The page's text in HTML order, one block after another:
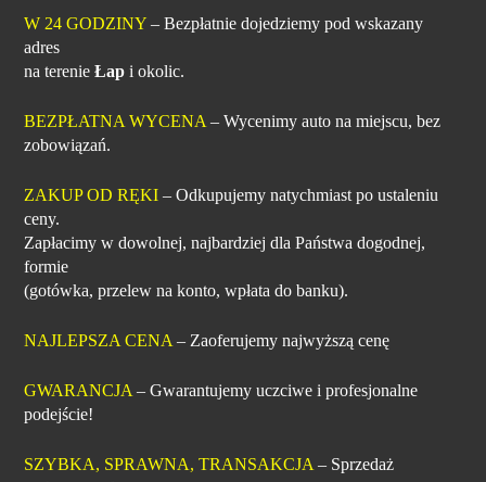
W 24 GODZINY – Bezpłatnie dojedziemy pod wskazany
adres
na terenieŁap i okolic.
BEZPŁATNA WYCENA – Wycenimy auto na miejscu, bez
zobowiązań.
ZAKUP OD RĘKI – Odkupujemy natychmiast po ustaleniu
ceny.
Zapłacimy w dowolnej, najbardziej dla Państwa dogodnej,
formie
(gotówka, przelew na konto, wpłata do banku).
NAJLEPSZA CENA – Zaoferujemy najwyższą cenę
GWARANCJA – Gwarantujemy uczciwe i profesjonalne
podejście!
SZYBKA, SPRAWNA, TRANSAKCJA – Sprzedaż